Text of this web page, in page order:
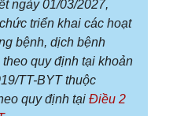
ngày 01/03/2027,
triển khai các hoạt
bệnh, dịch bệnh
quy định tại khoản
TT-BYT thuộc
quy định tại Điều 2